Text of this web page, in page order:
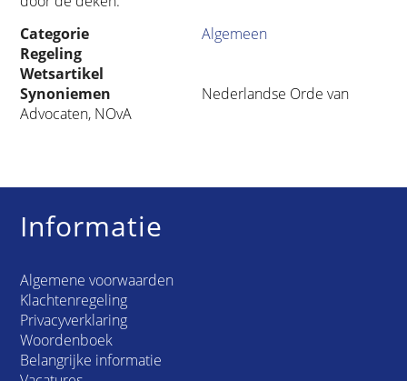
Categorie
Algemeen
Regeling
Wetsartikel
Synoniemen
Nederlandse Orde van
Advocaten, NOvA
Informatie
Algemene voorwaarden
Klachtenregeling
Privacyverklaring
Woordenboek
Belangrijke informatie